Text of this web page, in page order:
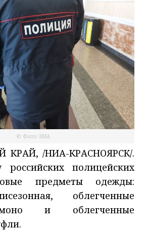
© Фото: НИА
КРАЙ, /НИА-КРАСНОЯРСК/.
полицейских
предметы одежды:
облегченные
и облегченные